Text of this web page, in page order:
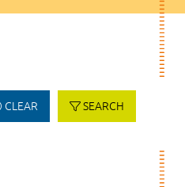
CLEAR SEARCH